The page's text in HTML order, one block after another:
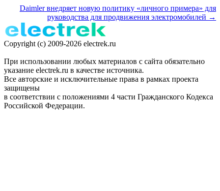
Daimler внедряет новую политику «личного примера» для
руководства для продвижения электромобилей →
Copyright (c) 2009-2026 electrek.ru
При использовании любых материалов с сайта обязательно
указание electrek.ru в качестве источника.
Все авторские и исключительные права в рамках проекта
защищены
в соответствии с положениями 4 части Гражданского Кодекса
Российской Федерации.